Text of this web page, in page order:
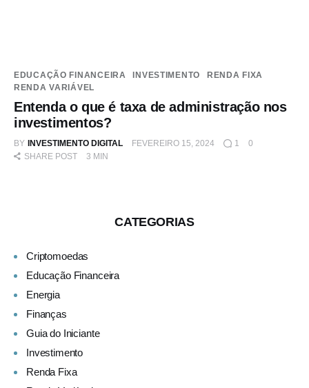
EDUCAÇÃO FINANCEIRA INVESTIMENTO
RENDA FIXA
RENDA VARIÁVEL
Entenda o que é taxa de administração nos
investimentos?
BY INVESTIMENTO DIGITAL FEVEREIRO 15, 2024 1
0
SHARE POST
3 MIN
CATEGORIAS
Criptomoedas
Educação Financeira
Energia
Finanças
Guia do Iniciante
Investimento
Renda Fixa